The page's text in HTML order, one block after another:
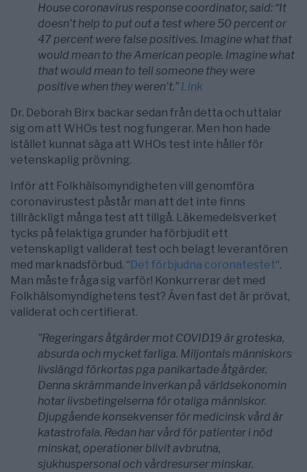
House coronavirus response coordinator, said: “It
doesn’t help to put out a test where 50 percent or
47 percent were false positives. Imagine what that
would mean to the American people. Imagine what
that would mean to tell someone they were
positive when they weren’t.”Link
Dr. Deborah Birx backar sedan från detta och uttalar
sig om att WHOs test nog fungerar. Men hon hade
istället kunnat säga att WHOs test inte håller för
vetenskaplig prövning.
Inför att Folkhälsomyndigheten vill genomföra
coronavirustest påstår man att det inte finns
tillräckligt många test att tillgå. Läkemedelsverket
tycks på felaktiga grunder ha förbjudit ett
vetenskapligt validerat test och belagt leverantören
med marknadsförbud. “Det förbjudna coronatestet“.
Man måste fråga sig varför! Konkurrerar det med
Folkhälsomyndighetens test? Även fast det är prövat,
validerat och certifierat.
”Regeringars åtgärder mot COVID19 är groteska,
absurda och mycket farliga. Miljontals människors
livslängd förkortas pga panikartade åtgärder.
Denna skrämmande inverkan på världsekonomin
hotar livsbetingelserna för otaliga människor.
Djupgående konsekvenser för medicinsk vård är
katastrofala. Redan har vård för patienter i nöd
minskat, operationer blivit avbrutna,
sjukhuspersonal och vårdresurser minskar.